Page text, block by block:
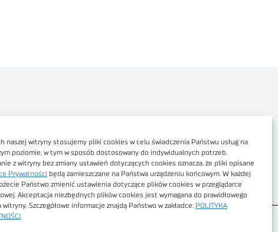
naszej witryny stosujemy pliki cookies w celu świadczenia Państwu usług na
poziomie, w tym w sposób dostosowany do indywidualnych potrzeb.
z witryny bez zmiany ustawień dotyczących cookies oznacza, że pliki opisane
Prywatności będą zamieszczane na Państwa urządzeniu końcowym. W każdej
Państwo zmienić ustawienia dotyczące plików cookies w przeglądarce
Akceptacja niezbędnych plików cookies jest wymagana do prawidłowego
witryny. Szczegółowe informacje znajdą Państwo w zakładce: POLITYKA
Dostępność cyfrowa
Regulamin Portalu
Regulamin sklepu